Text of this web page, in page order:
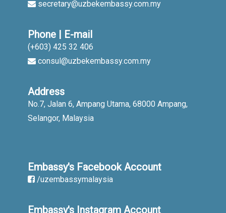
secretary@uzbekembassy.com.my
Phone | E-mail
(+603) 425 32 406
consul@uzbekembassy.com.my
Address
No.7, Jalan 6, Ampang Utama, 68000 Ampang,
Selangor, Malaysia
Embassy's Facebook Account
/uzembassymalaysia
Embassy's Instagram Account